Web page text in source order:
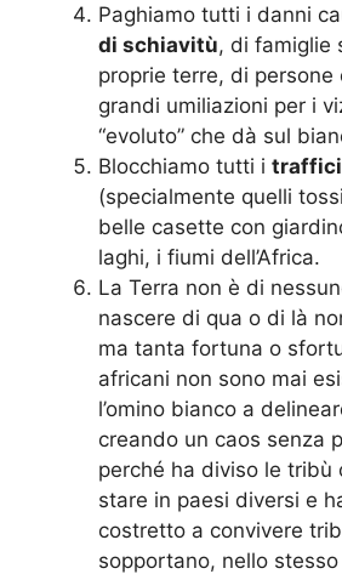
Paghiamo tutti i danni
di schiavitù, di famiglie
proprie terre, di persone
grandi umiliazioni per i
“evoluto” che dà sul
Blocchiamo tutti i
(specialmente quelli
belle casette con
laghi, i fiumi dell’Africa.
La Terra non è di
nascere di qua o di là
ma tanta fortuna o
africani non sono mai
l’omino bianco a
creando un caos senza
perché ha diviso le tribù
stare in paesi diversi e
costretto a convivere
sopportano, nello